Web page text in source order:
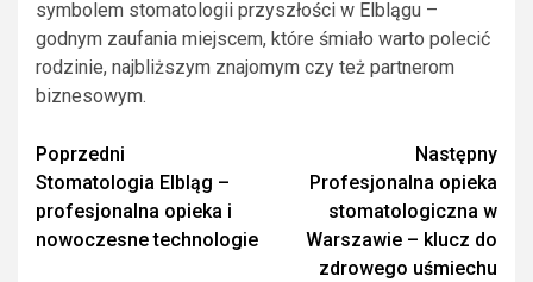
symbolem stomatologii przyszłości w Elblągu –
godnym zaufania miejscem, które śmiało warto polecić
rodzinie, najbliższym znajomym czy też partnerom
biznesowym.
Zobacz
wpisy
Poprzedni
Stomatologia Elbląg –
profesjonalna opieka i
nowoczesne technologie
Następny
Profesjonalna opieka
stomatologiczna w
Warszawie – klucz do
zdrowego uśmiechu